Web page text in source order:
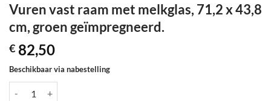
Vuren vast raam met melkglas, 71,2 x 43,8
cm, groen geïmpregneerd.
€ 82,50
Beschikbaar via nabestelling